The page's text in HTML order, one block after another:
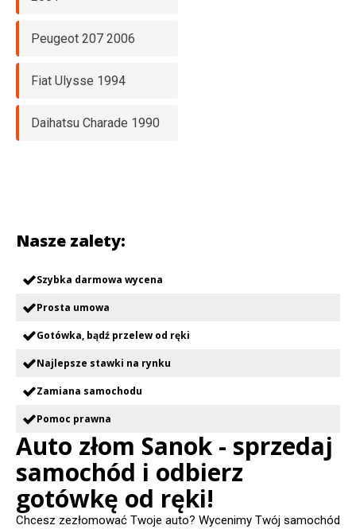
Peugeot 207 2006
Fiat Ulysse 1994
Daihatsu Charade 1990
Nasze zalety:
Szybka darmowa wycena
Prosta umowa
Gotówka, bądź przelew od ręki
Najlepsze stawki na rynku
Zamiana samochodu
Pomoc prawna
Auto złom Sanok - sprzedaj
samochód i odbierz
gotówkę od ręki!
Chcesz zezłomować Twoje auto? Wycenimy Twój samochód